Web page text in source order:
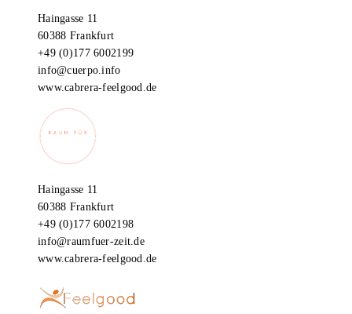
Haingasse 11
60388 Frankfurt
+49 (0)177 6002199
info@cuerpo.info
www.cabrera-feelgood.de
Haingasse 11
60388 Frankfurt
+49 (0)177 6002198
info@raumfuer-zeit.de
www.cabrera-feelgood.de